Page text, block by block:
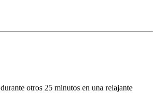
otros 25 minutos en una relajante